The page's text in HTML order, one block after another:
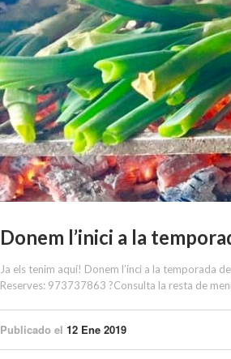
Donem l’inici a la
Ja els tenim aquí! Donem l’inci a la temporada
Reserves: 973737863 ?Consulta la resta de
Publicado el 12 Ene 2019